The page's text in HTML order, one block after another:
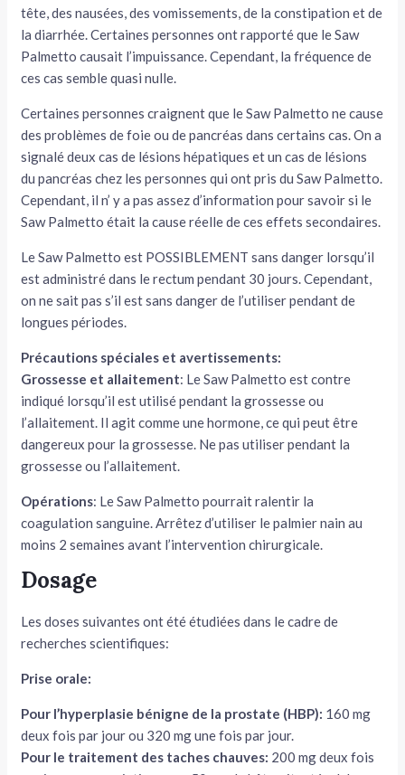
tête, des nausées, des vomissements, de la constipation et de
la diarrhée. Certaines personnes ont rapporté que le Saw
Palmetto causait l’impuissance. Cependant, la fréquence de
ces cas semble quasi nulle.
Certaines personnes craignent que le Saw Palmetto ne cause
des problèmes de foie ou de pancréas dans certains cas. On a
signalé deux cas de lésions hépatiques et un cas de lésions
du pancréas chez les personnes qui ont pris du Saw Palmetto.
Cependant, il n’ y a pas assez d’information pour savoir si le
Saw Palmetto était la cause réelle de ces effets secondaires.
Le Saw Palmetto est POSSIBLEMENT sans danger lorsqu’il
est administré dans le rectum pendant 30 jours. Cependant,
on ne sait pas s’il est sans danger de l’utiliser pendant de
longues périodes.
Précautions spéciales et avertissements:
Grossesse et allaitement: Le Saw Palmetto est contre
indiqué lorsqu’il est utilisé pendant la grossesse ou
l’allaitement. Il agit comme une hormone, ce qui peut être
dangereux pour la grossesse. Ne pas utiliser pendant la
grossesse ou l’allaitement.
Opérations: Le Saw Palmetto pourrait ralentir la
coagulation sanguine. Arrêtez d’utiliser le palmier nain au
moins 2 semaines avant l’intervention chirurgicale.
Dosage
Les doses suivantes ont été étudiées dans le cadre de
recherches scientifiques:
Prise orale:
Pour l’hyperplasie bénigne de la prostate (HBP): 160 mg
deux fois par jour ou 320 mg une fois par jour.
Pour le traitement des taches chauves: 200 mg deux fois